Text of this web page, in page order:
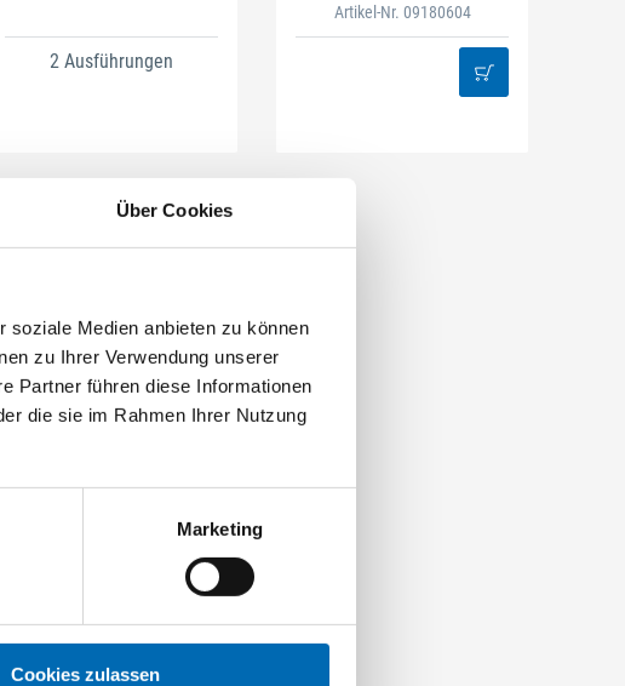
Über Cookies
soziale Medien anbieten zu können
zu Ihrer Verwendung unserer
Partner führen diese Informationen
die sie im Rahmen Ihrer Nutzung
Marketing
Cookies zulassen
2 Ausführungen
Artikel-Nr. 09180604